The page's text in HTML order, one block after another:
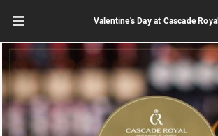
Valentine's Day at Cascade Royal